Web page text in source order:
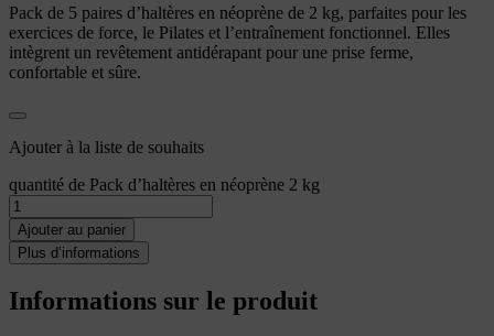
Pack de 5 paires d’haltères en néoprène de 2 kg, parfaites pour les
exercices de force, le Pilates et l’entraînement fonctionnel. Elles
intègrent un revêtement antidérapant pour une prise ferme,
confortable et sûre.
Ajouter à la liste de souhaits
quantité de Pack d’haltères en néoprène 2 kg
Ajouter au panier
Plus d’informations
Informations sur le produit